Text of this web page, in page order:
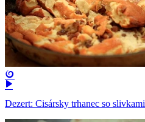
Dezert: Cisársky trhanec so slivkami